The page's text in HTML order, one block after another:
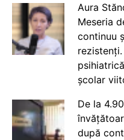
Aura
Meseria
continuu
școlar
De la
după